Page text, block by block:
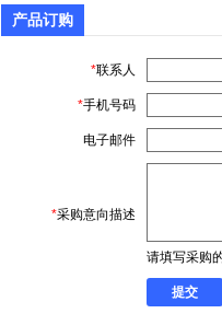
产品订购
*联系人
*手机号码
电子邮件
*采购意向描述
请填写采购